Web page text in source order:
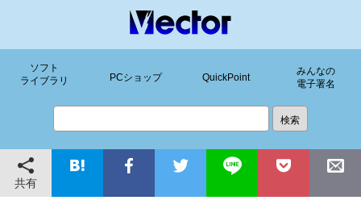
ソフト
ライブラリ
PCショップ QuickPoint
みんなの
電子署名
共有